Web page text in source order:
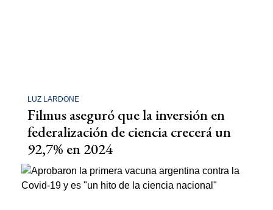
LUZ LARDONE
Filmus aseguró que la inversión en
federalización de ciencia crecerá un
92,7% en 2024